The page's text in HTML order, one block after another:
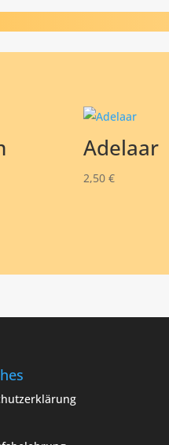
Adelaar
2,50 €